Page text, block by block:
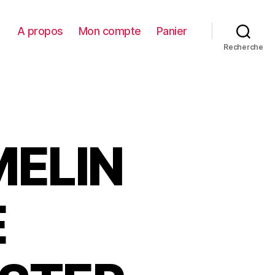
A propos Mon compte Panier
Recherche